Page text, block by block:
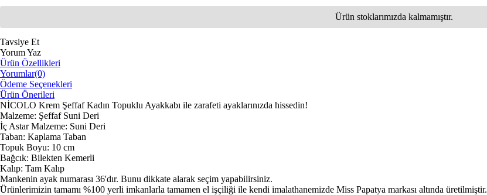
Ürün stoklarımızda kalmamıştır.
Tavsiye Et
Yorum Yaz
Ürün Özellikleri
Yorumlar(0)
Ödeme Seçenekleri
Ürün Önerileri
NİCOLO Krem Şeffaf Kadın Topuklu Ayakkabı ile zarafeti ayaklarınızda hissedin!
Malzeme: Şeffaf Suni Deri
İç Astar Malzeme: Suni Deri
Taban: Kaplama Taban
Topuk Boyu: 10 cm
Bağcık: Bilekten Kemerli
Kalıp: Tam Kalıp
Mankenin ayak numarası 36'dır. Bunu dikkate alarak seçim yapabilirsiniz.
Ürünlerimizin tamamı %100 yerli imkanlarla tamamen el işçiliği ile kendi imalathanemizde Miss Papatya markası altında üretilmiştir.